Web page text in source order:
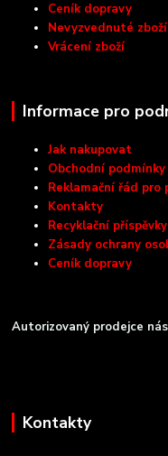
Ceník dopravy
Nevyzvednuté
Vrácení zboží
Informace pro
Jak nakupovat
Obchodní
Reklamační řád pro
Kontakty
Recyklační příspěvky
Zásady ochrany
Ceník dopravy
Autorizovaný prodejce
Kontakty